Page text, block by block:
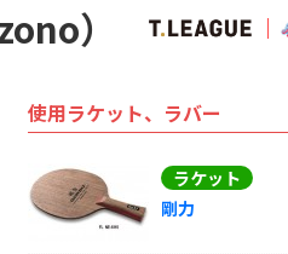
）
使用ラケット、ラバー
ラケット
剛力